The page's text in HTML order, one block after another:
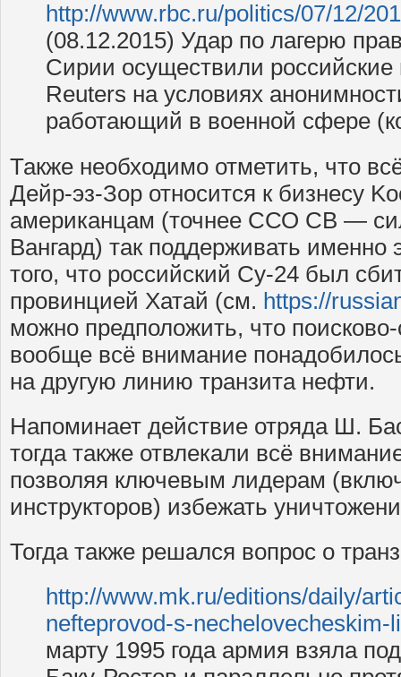
http://www.rbc.ru/politics/07/12/
(08.12.2015) Удар по лагерю
Сирии осуществили
Reuters на условиях
работающий в военной сфере
Также необходимо отметить, что
Дейр-эз-Зор относится к бизнесу
американцам (точнее ССО СВ —
Вангард) так поддерживать именно
того, что российский Су-24 был
провинцией Хатай (см. https://
можно предположить, что
вообще всё внимание
на другую линию транзита нефти.
Напоминает действие отряда Ш.
тогда также отвлекали всё
позволяя ключевым лидерам
инструкторов) избежать
Тогда также решался вопрос о
http://www.mk.ru/editions/daily/
nefteprovod-s-nechelovecheskim-
марту 1995 года армия взяла